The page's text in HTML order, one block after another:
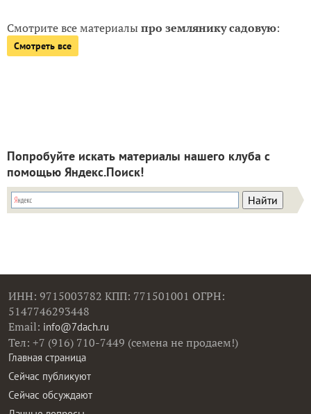
Смотрите все материалыпро землянику садовую:
Смотреть все
Попробуйте искать материалы нашего клуба с
помощью Яндекс.Поиск!
ИНН: 9715003782 КПП: 771501001 ОГРН:
5147746293448
Email: info@7dach.ru
Тел: +7 (916) 710-7449 (семена не продаем!)
Главная страница
Сейчас публикуют
Сейчас обсуждают